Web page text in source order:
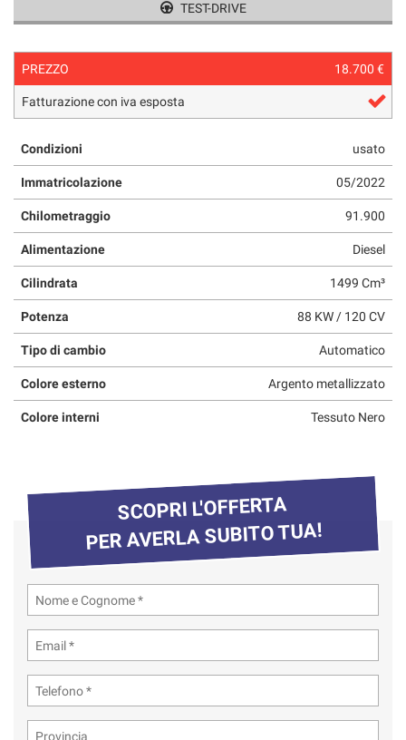
TEST-DRIVE
PREZZO 18.700 €
Fatturazione con iva esposta
Condizioni usato
Immatricolazione 05/2022
Chilometraggio 91.900
Alimentazione Diesel
Cilindrata 1499 Cm³
Potenza 88 KW / 120 CV
Tipo di cambio Automatico
Colore esterno Argento metallizzato
Colore interni Tessuto Nero
SCOPRI L'OFFERTA
PER AVERLA SUBITO TUA!
di
tracciamento
si
rimanda
cookie
policy.
Puoi
rivedere
e
modificare
le
tue
scelte
qualsiasi
momento.
Cookie necessari
Cookie delle preferenze
Cookie per il miglioramento dell'esperienza utente
Cookie analitici
Leggi